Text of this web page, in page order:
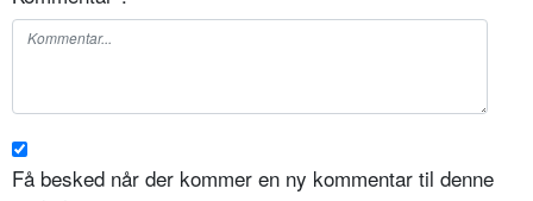
Få besked når der kommer en ny kommentar til denne